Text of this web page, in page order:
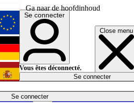
Ga naar de hoofdinhoud
Close menu
Se connecter
Économie
English
Deutsch
Español
Se connecter
Vous êtes déconnecté.
Se connecter